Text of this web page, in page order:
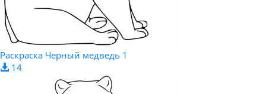
Раскраска Черный медведь 1
14